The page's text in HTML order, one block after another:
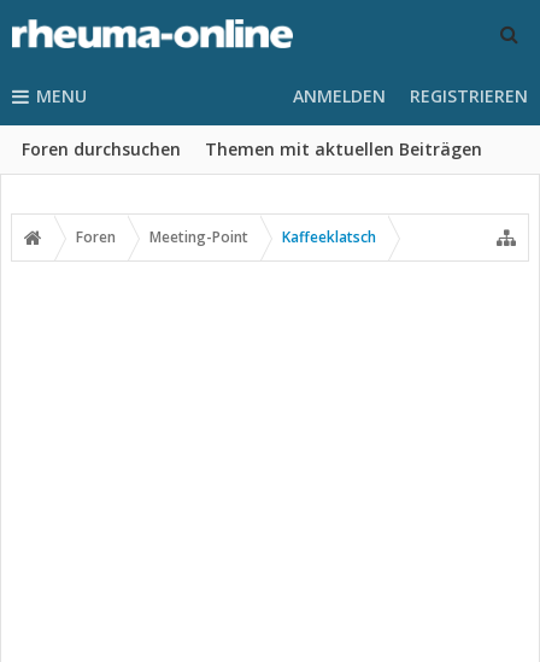
MENU
Foren durchsuchen Themen mit aktuellen Beiträgen
ANMELDEN REGISTRIEREN
Foren Meeting-Point Kaffeeklatsch